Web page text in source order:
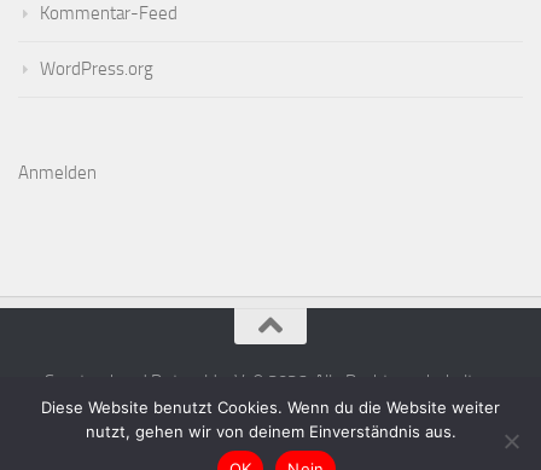
Kommentar-Feed
WordPress.org
Anmelden
Sportverband Detmold e.V. © 2026. Alle Rechte vorbehalten.
Diese Website benutzt Cookies. Wenn du die Website weiter
nutzt, gehen wir von deinem Einverständnis aus.